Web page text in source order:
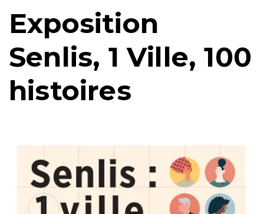
Exposition
Senlis, 1 Ville, 100
histoires